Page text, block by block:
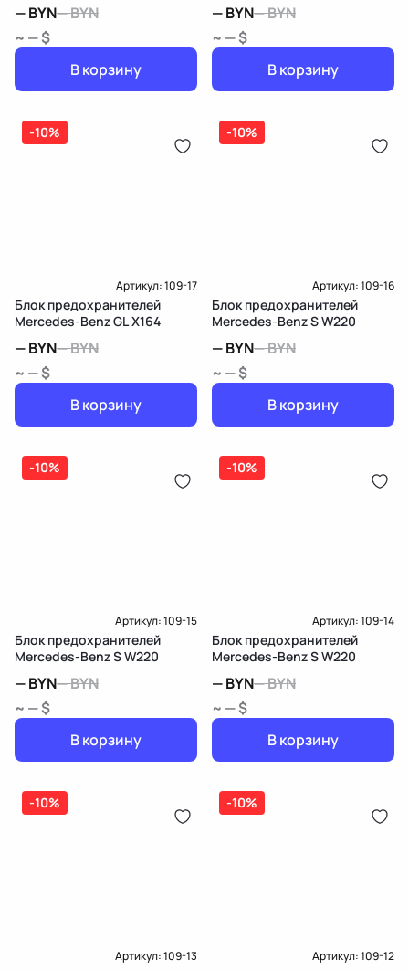
—BYN—BYN
~ — $
В корзину
—BYN—BYN
~ — $
В корзину
-10%
Артикул:109-17
Блок предохранителей
Mercedes-Benz GL X164
—BYN—BYN
~ — $
В корзину
-10%
Артикул:109-16
Блок предохранителей
Mercedes-Benz S W220
—BYN—BYN
~ — $
В корзину
-10%
Артикул:109-15
Блок предохранителей
Mercedes-Benz S W220
—BYN—BYN
~ — $
В корзину
-10%
Артикул:109-14
Блок предохранителей
Mercedes-Benz S W220
—BYN—BYN
~ — $
В корзину
-10%
Артикул:109-13
-10%
Артикул:109-12